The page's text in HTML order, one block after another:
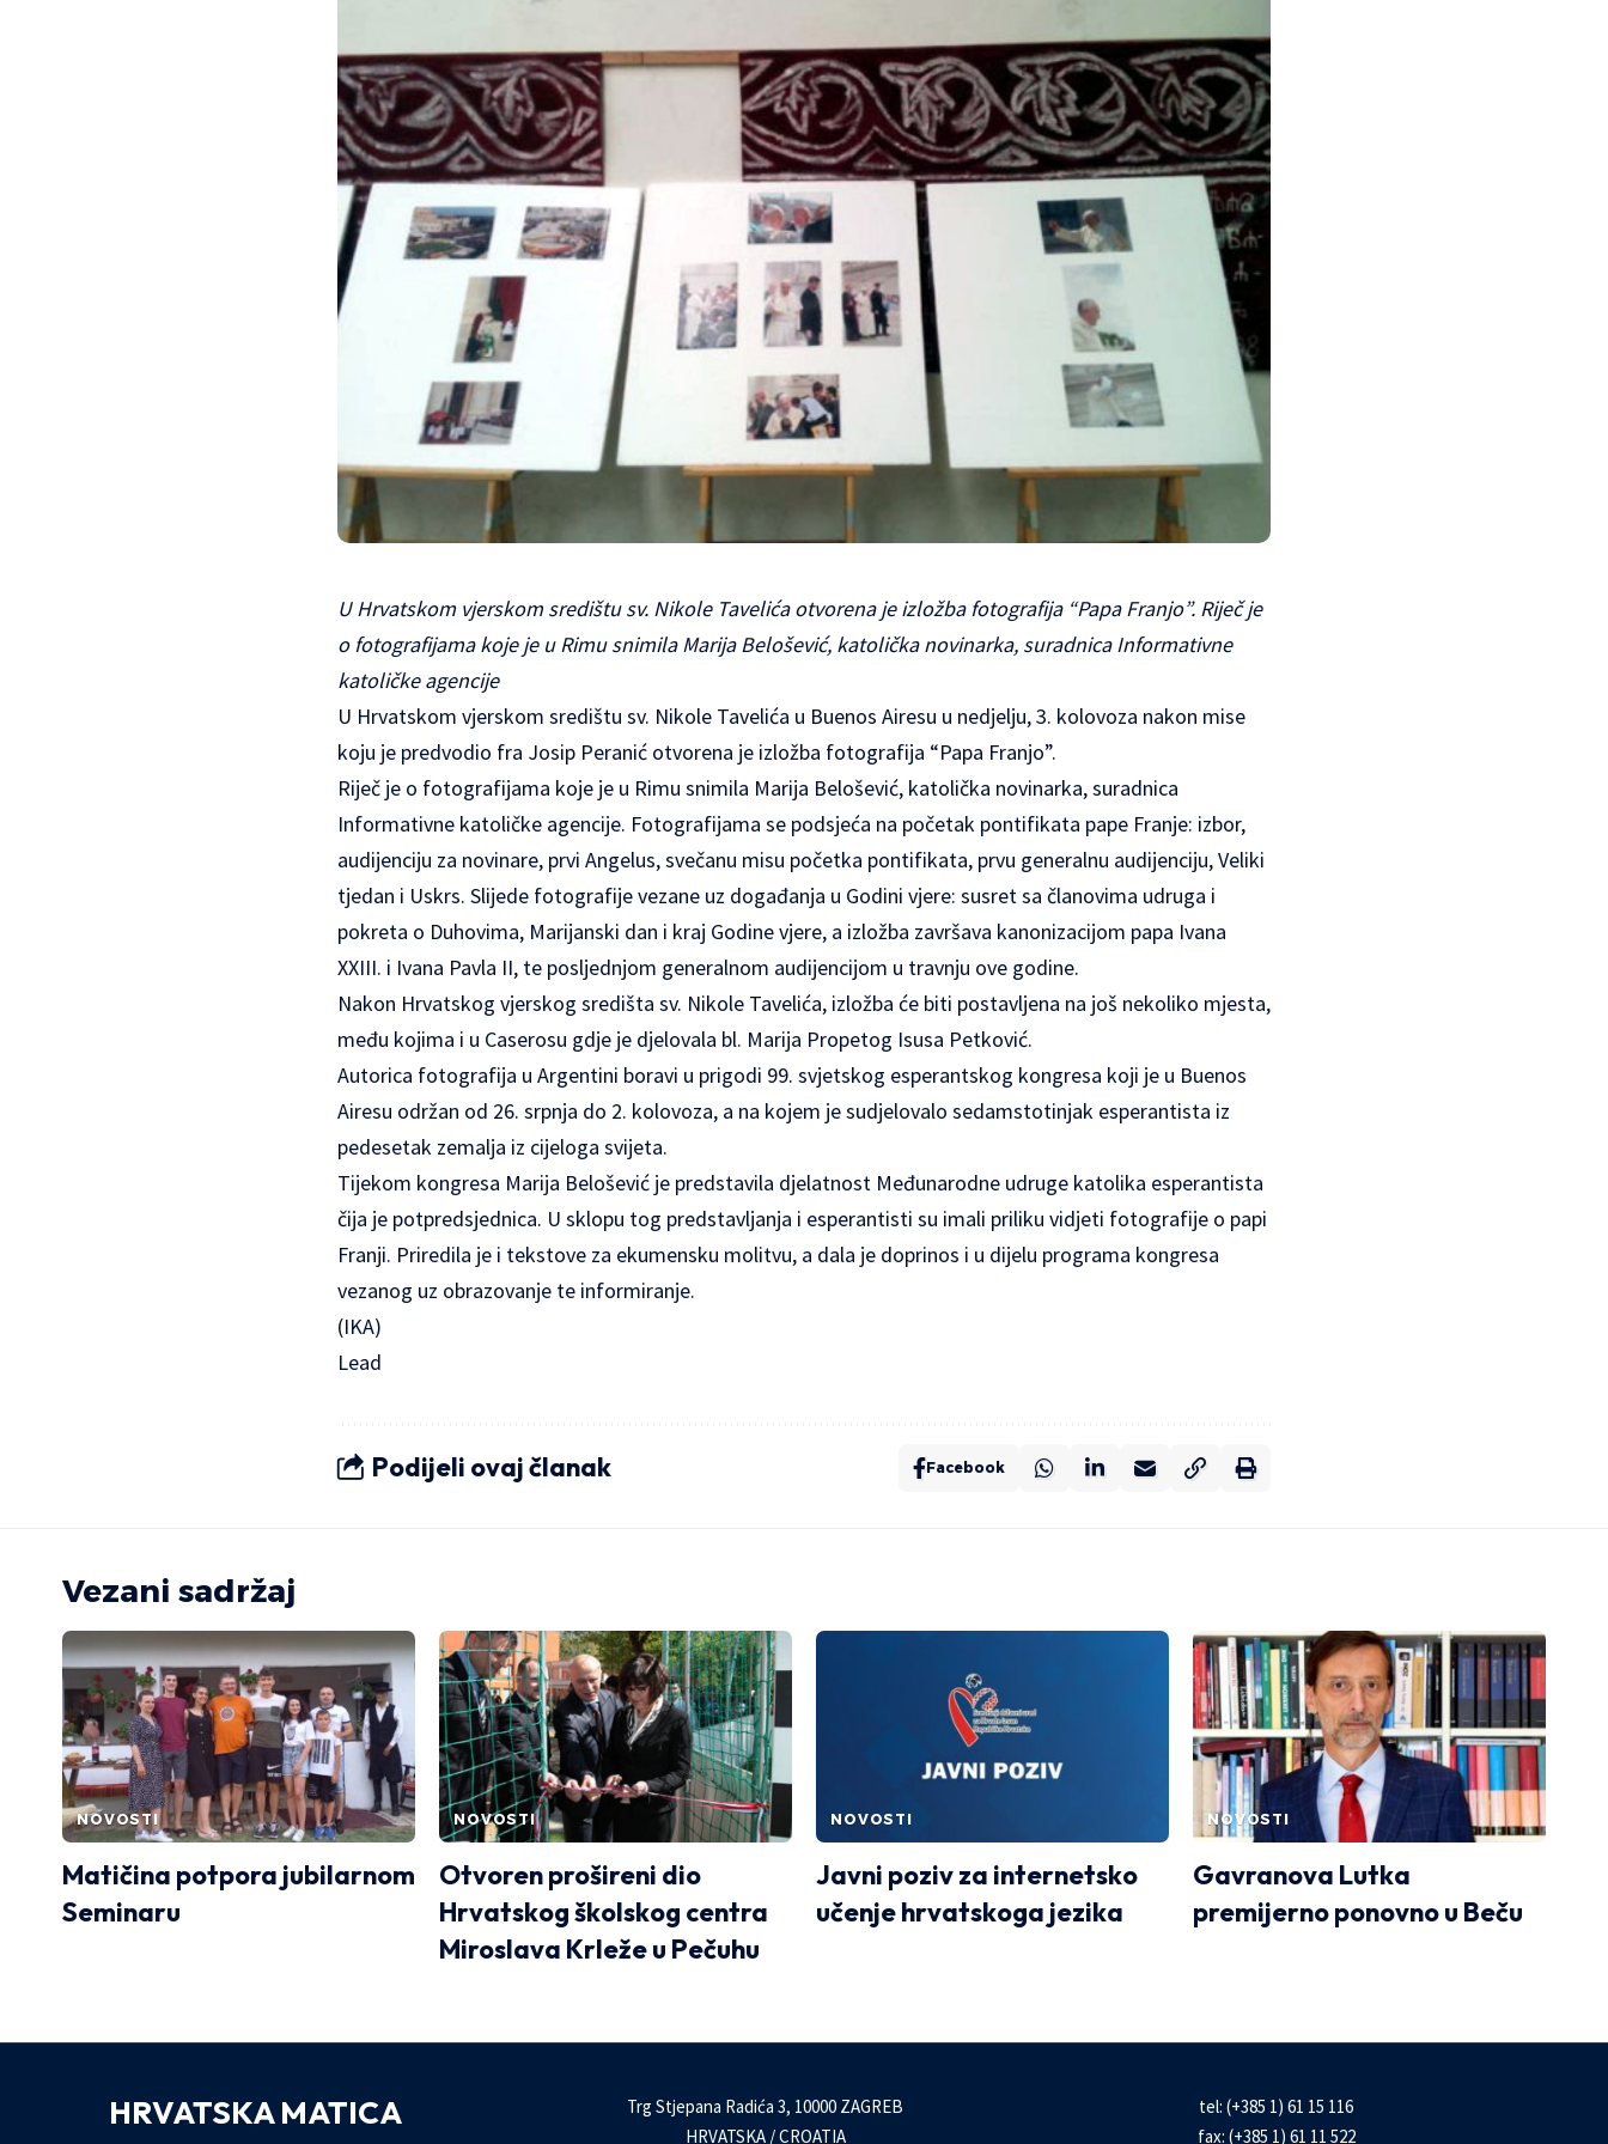
U Hrvatskom vjerskom središtu sv. Nikole Tavelića otvorena je izložba fotografija “Papa Franjo”. Riječ je
o fotografijama koje je u Rimu snimila Marija Belošević, katolička novinarka, suradnica Informativne
katoličke agencije
U Hrvatskom vjerskom središtu sv. Nikole Tavelića u Buenos Airesu u nedjelju, 3. kolovoza nakon mise
koju je predvodio fra Josip Peranić otvorena je izložba fotografija “Papa Franjo”.
Riječ je o fotografijama koje je u Rimu snimila Marija Belošević, katolička novinarka, suradnica
Informativne katoličke agencije. Fotografijama se podsjeća na početak pontifikata pape Franje: izbor,
audijenciju za novinare, prvi Angelus, svečanu misu početka pontifikata, prvu generalnu audijenciju, Veliki
tjedan i Uskrs. Slijede fotografije vezane uz događanja u Godini vjere: susret sa članovima udruga i
pokreta o Duhovima, Marijanski dan i kraj Godine vjere, a izložba završava kanonizacijom papa Ivana
XXIII. i Ivana Pavla II, te posljednjom generalnom audijencijom u travnju ove godine.
Nakon Hrvatskog vjerskog središta sv. Nikole Tavelića, izložba će biti postavljena na još nekoliko mjesta,
među kojima i u Caserosu gdje je djelovala bl. Marija Propetog Isusa Petković.
Autorica fotografija u Argentini boravi u prigodi 99. svjetskog esperantskog kongresa koji je u Buenos
Airesu održan od 26. srpnja do 2. kolovoza, a na kojem je sudjelovalo sedamstotinjak esperantista iz
pedesetak zemalja iz cijeloga svijeta.
Tijekom kongresa Marija Belošević je predstavila djelatnost Međunarodne udruge katolika esperantista
čija je potpredsjednica. U sklopu tog predstavljanja i esperantisti su imali priliku vidjeti fotografije o papi
Franji. Priredila je i tekstove za ekumensku molitvu, a dala je doprinos i u dijelu programa kongresa
vezanog uz obrazovanje te informiranje.
(IKA)
Lead
Podijeli ovaj članak Facebook
Vezani sadržaj
NOVOSTI
Matičina potpora jubilarnom
Seminaru
NOVOSTI
Otvoren prošireni dio
Hrvatskog školskog centra
Miroslava Krleže u Pečuhu
NOVOSTI
Javni poziv za internetsko
učenje hrvatskoga jezika
NOVOSTI
Gavranova Lutka
premijerno ponovno u Beču
HRVATSKA MATICA
Trg Stjepana Radića 3, 10000 ZAGREB
HRVATSKA / CROATIA
tel: (+385 1) 61 15 116
fax: (+385 1) 61 11 522